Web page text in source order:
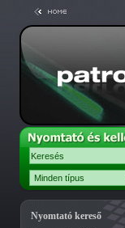
Nyomtató kereső